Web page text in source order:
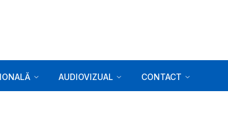
AUDIOVIZUAL CONTACT